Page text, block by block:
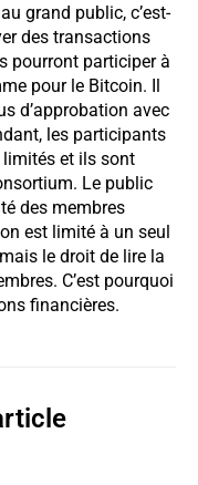
grand public, c’est-
des transactions
pourront participer à
pour le Bitcoin. Il
d’approbation avec
les participants
limités et ils sont
Le public
des membres
est limité à un seul
le droit de lire la
C’est pourquoi
financières.